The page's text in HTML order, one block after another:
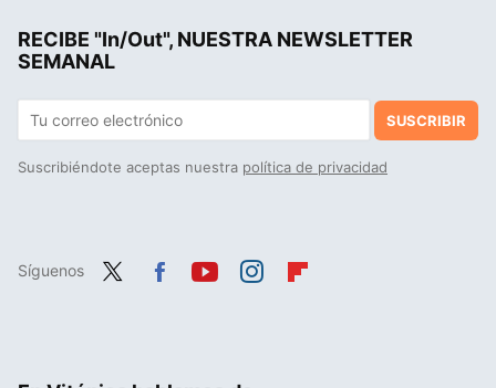
RECIBE "In/Out", NUESTRA NEWSLETTER
SEMANAL
SUSCRIBIR
Suscribiéndote aceptas nuestra política de privacidad
Síguenos